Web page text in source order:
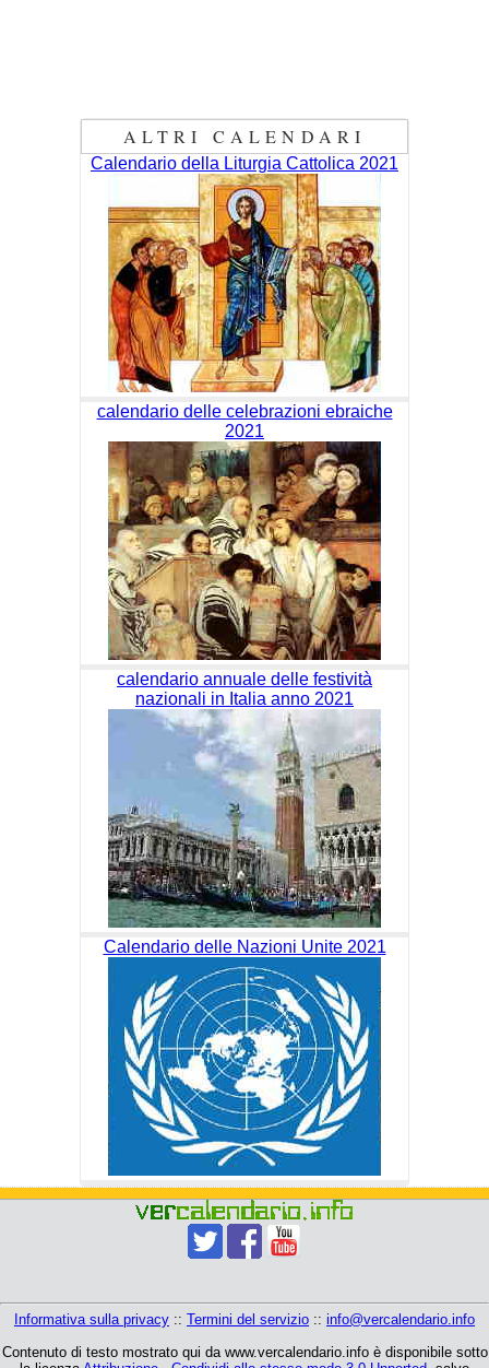
ALTRI CALENDARI
Calendario della Liturgia Cattolica 2021
calendario delle celebrazioni ebraiche
2021
calendario annuale delle festività
nazionali in Italia anno 2021
Calendario delle Nazioni Unite 2021
Informativa sulla privacy :: Termini del servizio :: info@vercalendario.info
Contenuto di testo mostrato qui da www.vercalendario.info è disponibile sotto